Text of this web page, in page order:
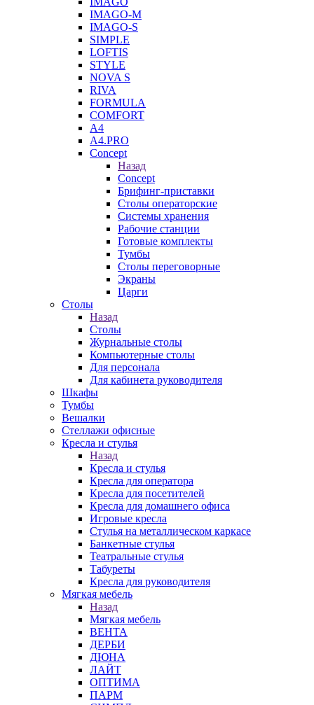
IMAGO-M
IMAGO-S
SIMPLE
LOFTIS
STYLE
NOVA S
RIVA
FORMULA
COMFORT
A4
A4.PRO
Concept
Назад
Concept
Брифинг-приставки
Столы операторские
Системы хранения
Рабочие станции
Готовые комплекты
Тумбы
Столы переговорные
Экраны
Царги
Столы
Назад
Столы
Журнальные столы
Компьютерные столы
Для персонала
Для кабинета руководителя
Шкафы
Тумбы
Вешалки
Стеллажи офисные
Кресла и стулья
Назад
Кресла и стулья
Кресла для оператора
Кресла для посетителей
Кресла для домашнего офиса
Игровые кресла
Стулья на металлическом каркасе
Банкетные стулья
Театральные стулья
Табуреты
Кресла для руководителя
Мягкая мебель
Назад
Мягкая мебель
ВЕНТА
ДЕРБИ
ДЮНА
ЛАЙТ
ОПТИМА
ПАРМ